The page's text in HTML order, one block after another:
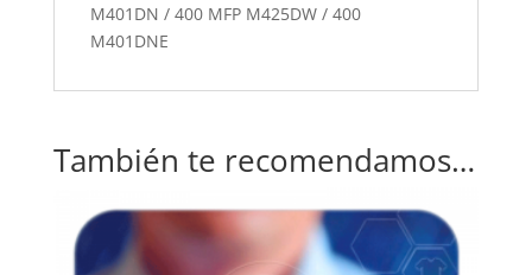
M401DN / 400 MFP M425DW / 400
M401DNE
También te recomendamos…